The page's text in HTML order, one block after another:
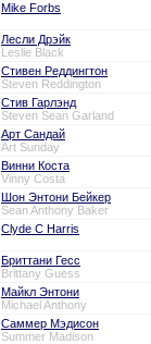
Mike Forbs
Лесли Дрэйк
Leslie Black
Стивен Реддингтон
Steven Reddington
Стив Гарлэнд
Steven Sean Garland
Арт Сандай
Art Sunday
Винни Коста
Vinny Costa
Шон Энтони Бейкер
Sean Anthony Baker
Clyde C Harris
Бриттани Гесс
Brittany Guess
Майкл Энтони
Michael Anthony
Саммер Мэдисон
Summer Madison